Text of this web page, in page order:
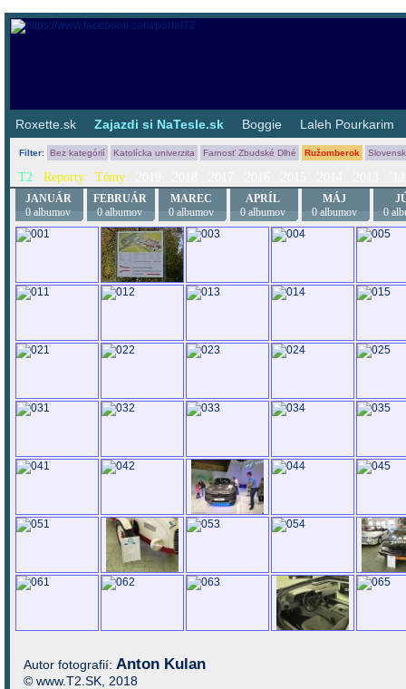
Roxette.sk | Zajazdi si NaTesle.sk | Boggie | Laleh Pourkarim
Filter: Bez kategórií Katolícka univerzita Farnosť Zbudské Dlhé Ružomberok
T2 Reporty Témy
JANUÁR
0 albumov
FEBRUÁR
0 albumov
MAREC
0 albumov
APRÍL
0 albumov
MÁJ
0 albumov
0
Autor fotografií: Anton Kulan
© www.T2.SK, 2018